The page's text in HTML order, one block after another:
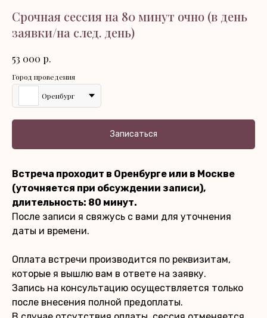
Срочная сессия на 80 минут очно (в день
заявки/на след. день)
53 000 р.
Город проведения
Оренбург
Записаться
Встреча проходит в Оренбурге или в Москве
(уточняется при обсуждении записи),
длительность: 80 минут.
После записи я свяжусь с вами для уточнения
даты и времени.
Оплата встречи производится по реквизитам,
которые я вышлю вам в ответе на заявку.
Запись на консультацию осуществляется только
после внесения полной предоплаты.